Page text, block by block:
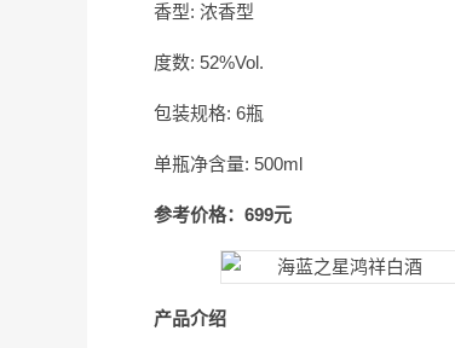
香型: 浓香型
度数: 52%Vol.
包装规格: 6瓶
单瓶净含量: 500ml
参考价格：699元
产品介绍